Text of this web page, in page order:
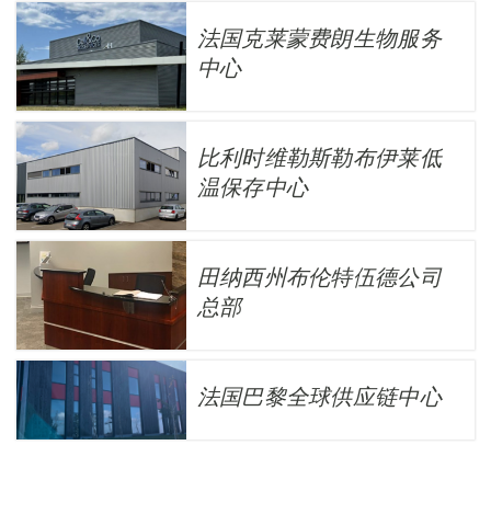
法国克莱蒙费朗生物服务
中心
比利时维勒斯勒布伊莱低
温保存中心
田纳西州布伦特伍德公司
总部
法国巴黎全球供应链中心